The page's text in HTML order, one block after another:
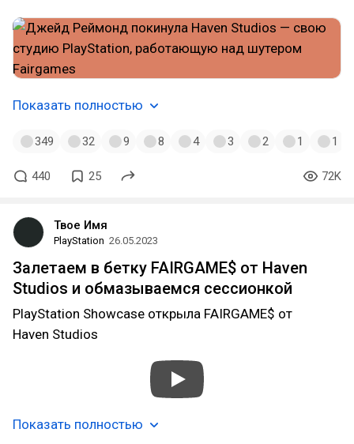
Показать полностью
349 32 9 8 4 3 2 1 1
440 25 72K
Твое Имя
PlayStation 26.05.2023
Залетаем в бетку FAIRGAME$ от Haven
Studios и обмазываемся сессионкой
PlayStation Showcase открыла FAIRGAME$ от
Haven Studios
Показать полностью